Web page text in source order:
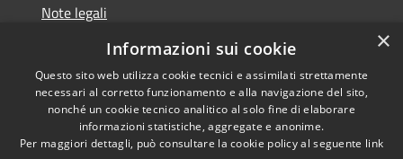
Note legali
Dichiarazione di accessibilità
Accessibilità
Copyright © 2026 • Comune di
Forano • Powered by
×
Informazioni sui cookie
Questo sito web utilizza cookie tecnici e assimilati strettamente
necessari al corretto funzionamento e alla navigazione del sito,
nonché un cookie tecnico analitico al solo fine di elaborare
informazioni statistiche, aggregate e anonime.
Per maggiori dettagli, può consultare la cookie policy al seguente link